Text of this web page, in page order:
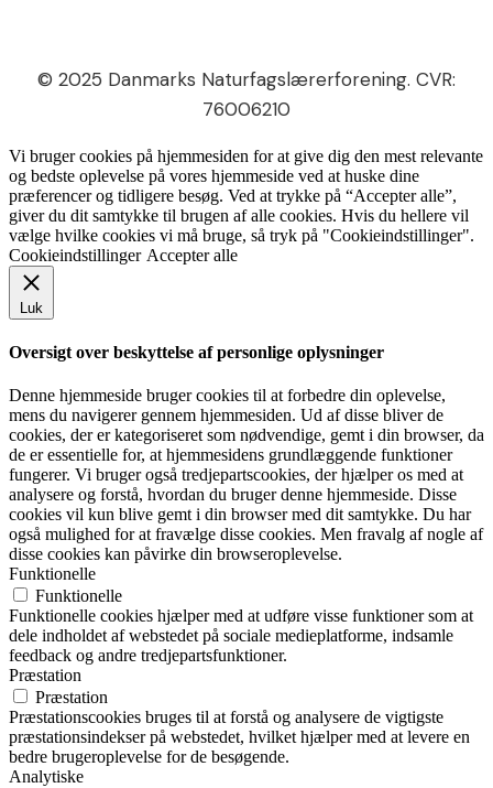
© 2025 Danmarks Naturfagslærerforening. CVR:
76006210
Vi bruger cookies på hjemmesiden for at give dig den mest relevante
og bedste oplevelse på vores hjemmeside ved at huske dine
præferencer og tidligere besøg. Ved at trykke på “Accepter alle”,
giver du dit samtykke til brugen af alle cookies. Hvis du hellere vil
vælge hvilke cookies vi må bruge, så tryk på "Cookieindstillinger".
Cookieindstillinger Accepter alle
Luk
Oversigt over beskyttelse af personlige oplysninger
Denne hjemmeside bruger cookies til at forbedre din oplevelse,
mens du navigerer gennem hjemmesiden. Ud af disse bliver de
cookies, der er kategoriseret som nødvendige, gemt i din browser, da
de er essentielle for, at hjemmesidens grundlæggende funktioner
fungerer. Vi bruger også tredjepartscookies, der hjælper os med at
analysere og forstå, hvordan du bruger denne hjemmeside. Disse
cookies vil kun blive gemt i din browser med dit samtykke. Du har
også mulighed for at fravælge disse cookies. Men fravalg af nogle af
disse cookies kan påvirke din browseroplevelse.
Funktionelle
Funktionelle
Funktionelle cookies hjælper med at udføre visse funktioner som at
dele indholdet af webstedet på sociale medieplatforme, indsamle
feedback og andre tredjepartsfunktioner.
Præstation
Præstation
Præstationscookies bruges til at forstå og analysere de vigtigste
præstationsindekser på webstedet, hvilket hjælper med at levere en
bedre brugeroplevelse for de besøgende.
Analytiske